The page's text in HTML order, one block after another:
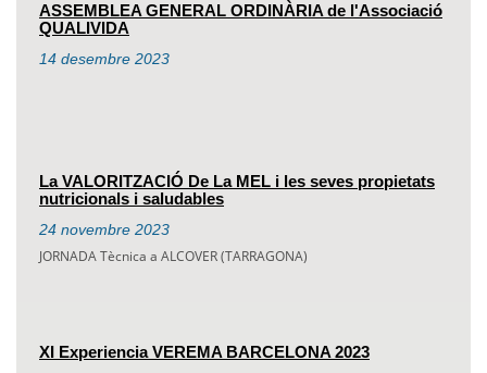
ASSEMBLEA GENERAL ORDINÀRIA de l'Associació
QUALIVIDA
14 desembre 2023
La VALORITZACIÓ De La MEL i les seves propietats
nutricionals i saludables
24 novembre 2023
JORNADA Tècnica a ALCOVER (TARRAGONA)
XI Experiencia VEREMA BARCELONA 2023